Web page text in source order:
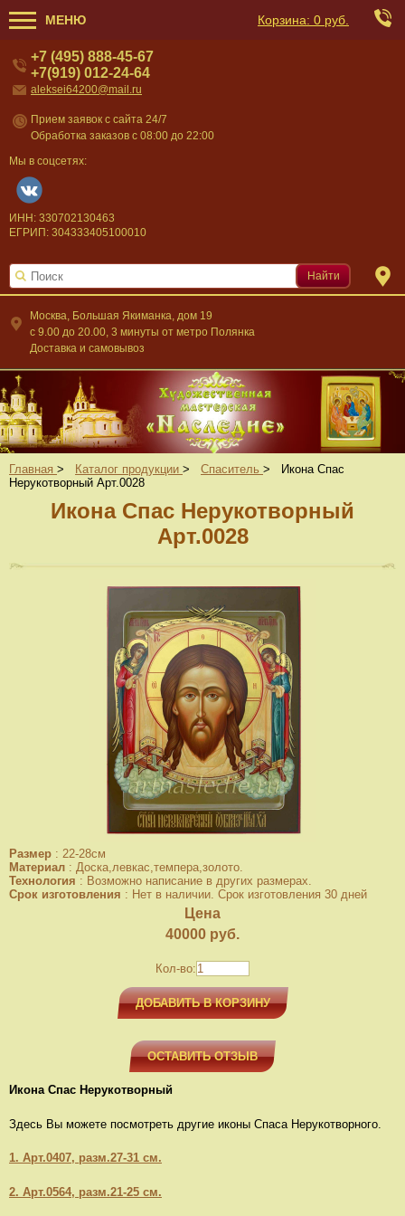
МЕНЮ Корзина: 0 руб.
Москва, Большая Якиманка, дом 19
c 9.00 до 20.00, 3 минуты от метро Полянка
Доставка и самовывоз
+7 (495) 888-45-67
+7(919) 012-24-64
aleksei64200@mail.ru
Прием заявок с сайта 24/7
Обработка заказов с 08:00 до 22:00
Мы в соцсетях:
ИНН: 330702130463
ЕГРИП: 304333405100010
Найти
Главная > Каталог продукции > Спаситель >
Икона Спас
Нерукотворный Арт.0028
Икона Спас Нерукотворный
Арт.0028
Размер : 22-28см
Материал : Доска,левкас,темпера,золото.
Технология : Возможно написание в других размерах.
Срок изготовления : Нет в наличии. Срок изготовления 30 дней
Цена
40000 руб.
Кол-во:
ДОБАВИТЬ В КОРЗИНУ
ОСТАВИТЬ ОТЗЫВ
Икона Спас Нерукотворный
Здесь Вы можете посмотреть другие иконы Спаса Нерукотворного.
1. Арт.0407, разм.27-31 см.
2. Арт.0564, разм.21-25 см.